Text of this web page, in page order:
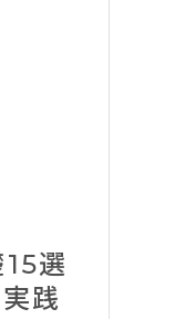
選
践